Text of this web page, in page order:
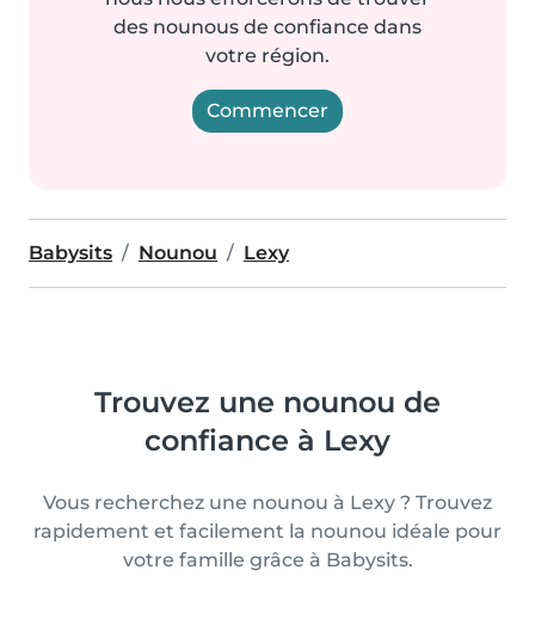
des nounous de confiance dans
votre région.
Commencer
Babysits Nounou Lexy
Trouvez une nounou de
confiance à Lexy
Vous recherchez une nounou à Lexy ? Trouvez
rapidement et facilement la nounou idéale pour
votre famille grâce à Babysits.